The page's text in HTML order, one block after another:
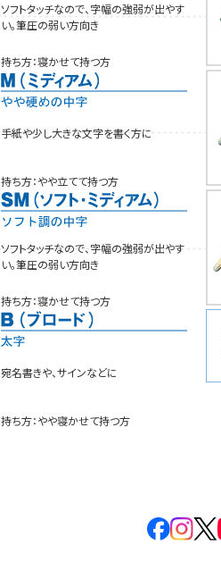
ソフトタッチなので、字幅の強弱が出やす
い。筆圧の弱い方向き
持ち方：寝かせて持つ方
手紙や少し大きな文字を書く方に
持ち方：やや立てて持つ方
ソフトタッチなので、字幅の強弱が出やす
い。筆圧の弱い方向き
持ち方：寝かせて持つ方
宛名書きや、サインなどに
持ち方：やや寝かせて持つ方